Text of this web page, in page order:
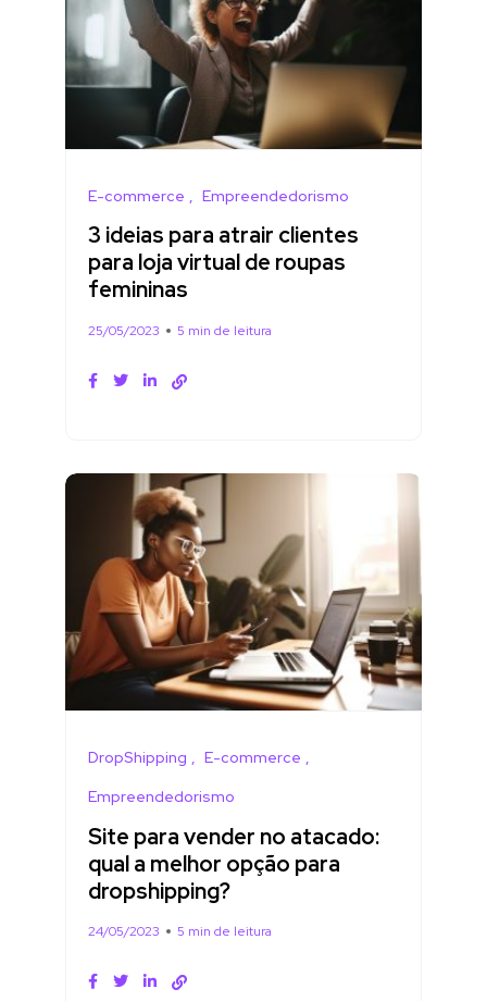
E-commerce Empreendedorismo
3 ideias para atrair clientes
para loja virtual de roupas
femininas
25/05/2023 5 min de leitura
DropShipping
E-commerce
Empreendedorismo
Site para vender no atacado:
qual a melhor opção para
dropshipping?
24/05/2023 5 min de leitura